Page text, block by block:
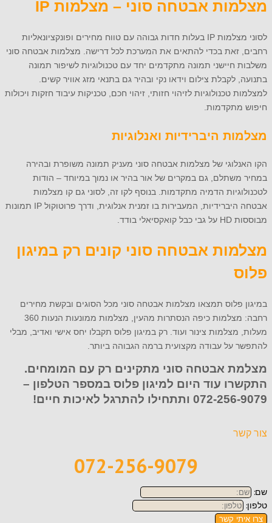
מצלמות אבטחה סוני – מצלמות IP
לסוני מצלמות IP בעלות חדות גבוהה עם טווח מחירים ופונקציונאליות
רחבים, זאת בכדי להתאים את המערכת לכל דרישה. מצלמות אבטחה סוני
משלבות חיישני תמונה מתקדמים יחד עם טכנולוגיות לשיפור תמונה
בתנועה, לקבלת צילום וידאו נקי ובהיר גם בתנאי מזג אוויר קשים.
למצלמות טכנולוגיות לזיהוי חזותי, זיהוי חכם, טכניקות עיבוד חזקות ויכולות
חיפוש מתקדמות.
מצלמות היברידיות ואנלוגיות
הקו האנלוגי של מצלמות אבטחה סוני מעניק תמונה משופרת ובהירה
במחיר משתלם, גם במקרים של אור בהיר או נמוך במיוחד – הודות
לטכנולוגיות הדמיה מתקדמות. בנוסף לקו זה, לסוני גם קו מצלמות
אבטחה היברידיות, המעבירות בו זמנית אנלוגית, ודרך פרוטוקול IP תמונות
מבוססות HD על גבי כבל קואקסיאלי בודד.
מצלמות אבטחה סוני קונים רק במיגון
פלוס
במיגון פלוס תמצאו מצלמות אבטחה סוני מכל הסוגים ובקשת מחירים
רחבה: מצלמות כיפה הנסתרות מהעין, מצלמות ממונעות הנעות 360
מעלות, מצלמות צינור ועוד. רק במיגון פלוס תקבלו יחס אישי ואדיב, מבלי
להתפשר על עבודה מקצועית ברמה הגבוהה ביותר.
מצלמת אבטחה סוני מתקינים רק עם המומחים.
התקשרו עוד היום למיגון פלוס במספר הטלפון –
072-256-9079 ותתחילו להתרגל לאיכות חיים!
צור קשר
072-256-9079
שם:
טלפון:
צרו איתי קשר